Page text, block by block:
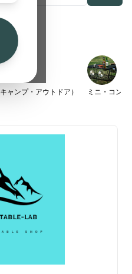
ゴリ
ャンプ・アウトドア） ミニ・コン